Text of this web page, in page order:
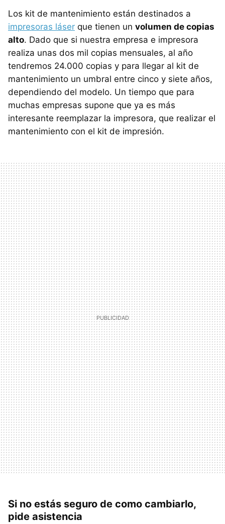
Los kit de mantenimiento están destinados a
impresoras láser que tienen un volumen de copias
alto. Dado que si nuestra empresa e impresora
realiza unas dos mil copias mensuales, al año
tendremos 24.000 copias y para llegar al kit de
mantenimiento un umbral entre cinco y siete años,
dependiendo del modelo. Un tiempo que para
muchas empresas supone que ya es más
interesante reemplazar la impresora, que realizar el
mantenimiento con el kit de impresión.
Si no estás seguro de como cambiarlo,
pide asistencia